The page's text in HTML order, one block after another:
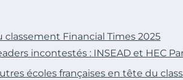
classement Financial Times 2025
incontestés : INSEAD et HEC
écoles françaises en tête du